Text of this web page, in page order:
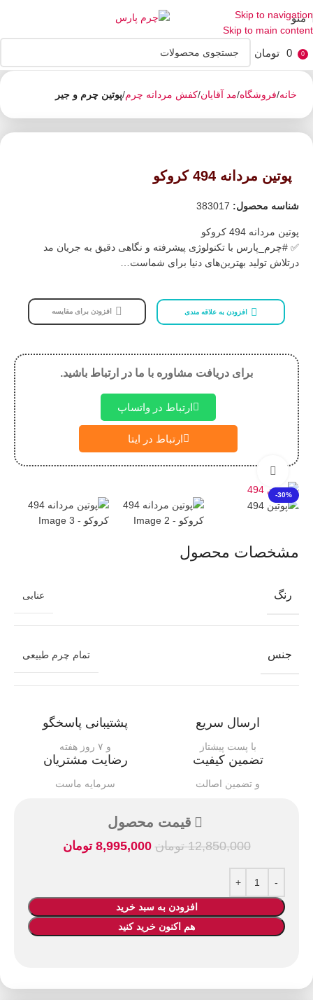
Skip to navigation
Skip to main content
منو
0
0 تومان
خانه فروشگاه مد آقایان کفش مردانه چرم پوتین چرم و جیر
پوتین مردانه 494 کروکو
شناسه محصول: 383017
پوتین مردانه 494 کروکو
✅️ #چرم_پارس با تکنولوژی پیشرفته و نگاهی دقیق به جریان مد
درتلاش تولید بهترین‌های دنیا برای شماست…
افزودن به علاقه مندی افزودن برای مقایسه
برای دریافت مشاوره با ما در ارتباط باشید.
ارتباط در واتساپ
ارتباط در ایتا
-30%
مشخصات محصول
رنگ عنابی
جنس تمام چرم طبیعی
ارسال سریع
با پست پیشتاز
پشتیبانی پاسخگو
و ۷ روز هفته
تضمین کیفیت
و تضمین اصالت
رضایت مشتریان
سرمایه ماست
قیمت محصول
12,850,000 تومان 8,995,000 تومان
افزودن به سبد خرید
هم اکنون خرید کنید